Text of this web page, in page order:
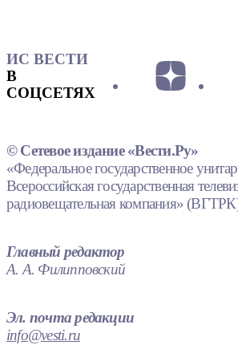
ИС ВЕСТИ
В
СОЦСЕТЯХ
© Сетевое издание «Вести.Ру»
«Федеральное государственное
Всероссийская государственная
радиовещательная компания»
Главный редактор
А. А. Филипповский
Эл. почта редакции
info@vesti.ru